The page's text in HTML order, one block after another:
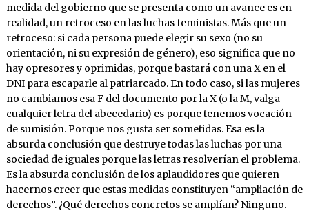
medida del gobierno que se presenta como un avance es en
realidad, un retroceso en las luchas feministas. Más que un
retroceso: si cada persona puede elegir su sexo (no su
orientación, ni su expresión de género), eso significa que no
hay opresores y oprimidas, porque bastará con una X en el
DNI para escaparle al patriarcado. En todo caso, si las mujeres
no cambiamos esa F del documento por la X (o la M, valga
cualquier letra del abecedario) es porque tenemos vocación
de sumisión. Porque nos gusta ser sometidas. Esa es la
absurda conclusión que destruye todas las luchas por una
sociedad de iguales porque las letras resolverían el problema.
Es la absurda conclusión de los aplaudidores que quieren
hacernos creer que estas medidas constituyen “ampliación de
derechos”. ¿Qué derechos concretos se amplían? Ninguno.